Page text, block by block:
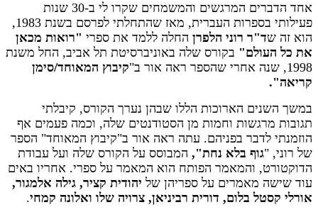
אחד הדברים המרגשים והמשמחים שקרו לי ב-30 שנות
פעילותי בספרות העברית, מאז שהתחלתי לפרסם בשנת 1983,
הוא זה שד"ר רוני הלפרן החלה ללמד את ספרי "רואות מכאן
את כל העולם" בקורס שלה באוניברסיטת תל אביב, החל משנת
1998, שנה אחרי שהספר ראה אור ב"
קיבוץ המאוחד/סימן
קריאה".
במשך השנים הארוכות הללו שבהן נערך הקורס, קיבלתי
תגובות מרגשות וחמות מן הסטודנטים שלה, וכמה פעמים אף
הוזמנתי לדבר בפניהם. עתה ראה אור ב"קיבוץ המאוחד" הספר
של רוני, "גוף בלא נחת", המבוסס על הקורס שלה ועל עבודת
הדוקטורט, והמאמר הפותח הוא המאמר על ספרי. אחריו באים
עוד שישה מאמרים על ספריהן של יהודית קציר, גילה אלמגור,
אורלי קסטל בלום, דורית רביניאן, צרויה שלו ואלונה קמחי.